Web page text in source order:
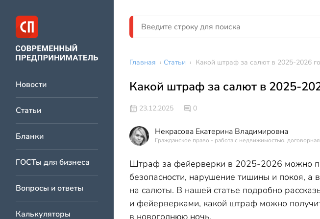
Новости
Статьи
Бланки
ГОСТы для бизнеса
Вопросы и ответы
Калькуляторы
Главная › Статьи › Какой штраф за салют в 2025-2026
Какой штраф за салют в 2025-
23.12.2025 0
Некрасова Екатерина Владимировна
Гражданское право - работа с недвижимостью.
Штраф за фейерверки в 2025-2026 можно
безопасности, нарушение тишины и покоя, а
на салюты. В нашей статье подробно
и фейерверками, какой штраф можно
в новогоднюю ночь.